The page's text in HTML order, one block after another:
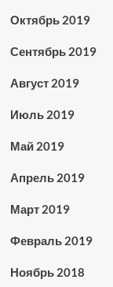
Октябрь 2019
Сентябрь 2019
Август 2019
Июль 2019
Май 2019
Апрель 2019
Март 2019
Февраль 2019
Ноябрь 2018